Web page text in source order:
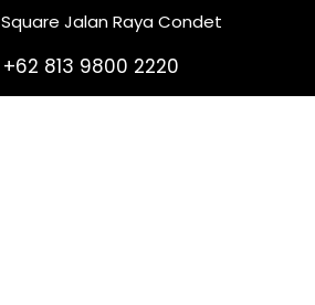
Jalan Raya Condet
+62 813 9800 2220